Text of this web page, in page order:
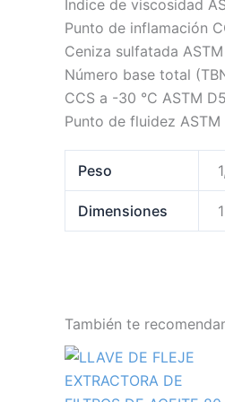
Índice de viscosidad
Punto de inflamación
Ceniza sulfatada
Número base total
CCS a -30 °C ASTM
Punto de fluidez
Peso
Dimensiones
También te